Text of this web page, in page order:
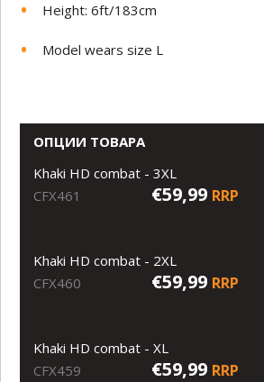
Height: 6ft/183cm
Model wears size L
ОПЦИИ ТОВАРА
Khaki HD combat - 3XL
CFX461
€59,99 RRP
Khaki HD combat - 2XL
CFX460
€59,99 RRP
Khaki HD combat - XL
CFX459
€59,99 RRP